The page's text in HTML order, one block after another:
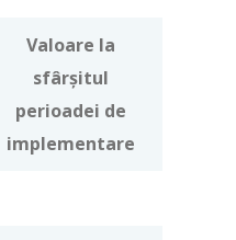
Valoare la
sfârşitul
perioadei de
implementare